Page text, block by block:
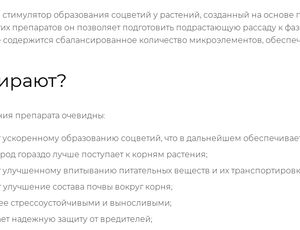
образования соцветий у растений, созданный на основе
препаратов он позволяет подготовить подрастающую рассаду к
сбалансированное количество микроэлементов,
препарата очевидны:
ускоренному образованию соцветий, что в дальнейшем
гораздо лучше поступает к корням растения;
улучшенному впитыванию питательных веществ и их
состава почвы вокруг корня;
стрессоустойчивыми и выносливыми;
надежную защиту от вредителей;